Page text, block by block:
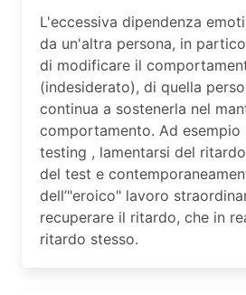
L'eccessiva dipendenza
da un'altra persona, in
di modificare il
(indesiderato), di quella
continua a sostenerla nel
comportamento. Ad esempio
testing , lamentarsi del
del test e
dell’"eroico" lavoro
recuperare il ritardo, che in
ritardo stesso.